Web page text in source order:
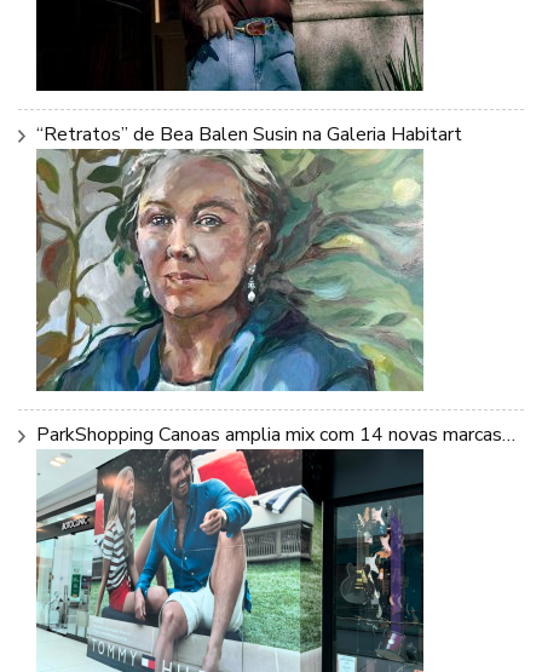
“Retratos” de Bea Balen Susin na Galeria Habitart
ParkShopping Canoas amplia mix com 14 novas marcas…